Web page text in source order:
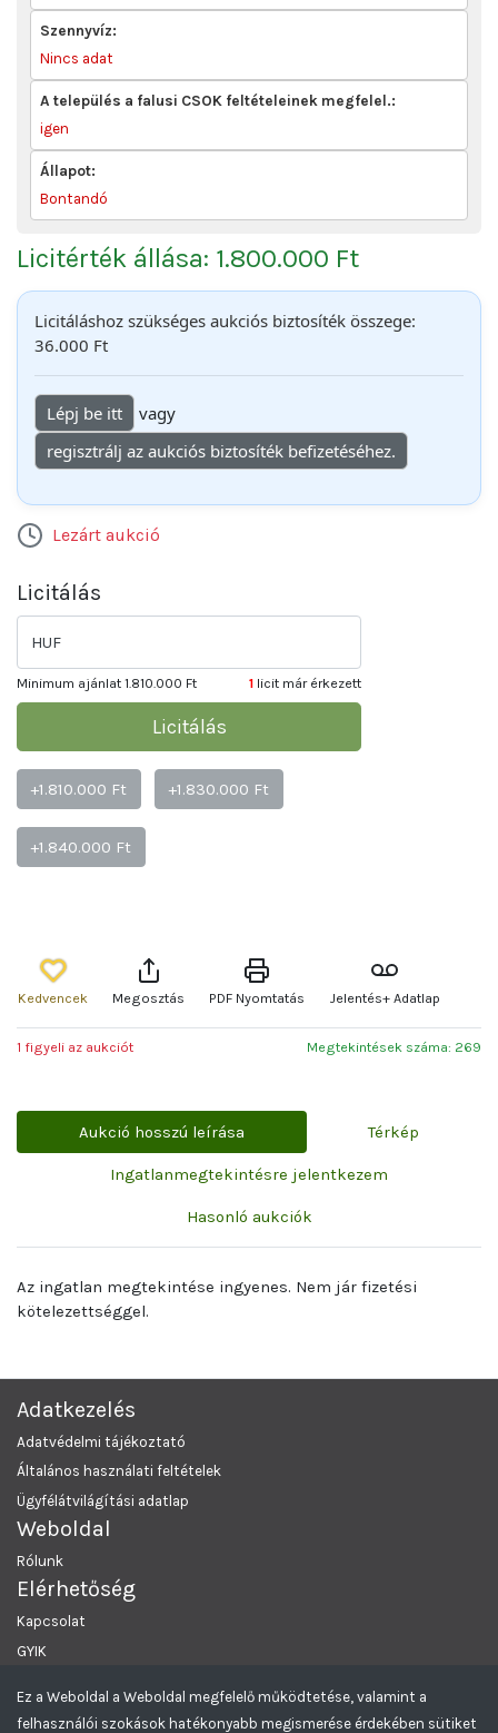
Szennyvíz:
Nincs adat
A település a falusi CSOK feltételeinek megfelel.:
igen
Állapot:
Bontandó
Licitérték állása: 1.800.000 Ft
Licitáláshoz szükséges aukciós biztosíték összege:
36.000 Ft
Lépj be itt
vagy
regisztrálj az aukciós biztosíték befizetéséhez.
Lezárt aukció
Licitálás
HUF
Minimum ajánlat 1.810.000 Ft 1 licit már érkezett
Licitálás
+1.810.000 Ft +1.830.000 Ft
+1.840.000 Ft
Kedvencek Megosztás PDF Nyomtatás Jelentés+ Adatlap
1 figyeli az aukciót Megtekintések száma: 269
Aukció hosszú leírása Térkép
Ingatlanmegtekintésre jelentkezem
Hasonló aukciók
Az ingatlan megtekintése ingyenes. Nem jár fizetési
kötelezettséggel.
Adatkezelés
Adatvédelmi tájékoztató
Általános használati feltételek
Ügyfélátvilágítási adatlap
Weboldal
Rólunk
Elérhetőség
Kapcsolat
GYIK
MRKL Budapest© 2026 Minden Jog Fenntartva.
Ez a Weboldal a Weboldal megfelelő működtetése, valamint a
felhasználói szokások hatékonyabb megismerése érdekében sütiket